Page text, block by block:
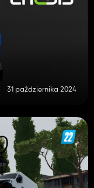
31 października 2024